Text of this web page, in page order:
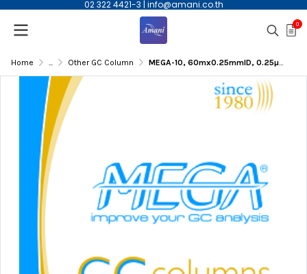
02 322 4421-3 | info@amani.co.th
0
Home ... Other GC Column MEGA-10, 60mx0.25mmID, 0.25µm(df) Capillary Column | C-10-025-025-60